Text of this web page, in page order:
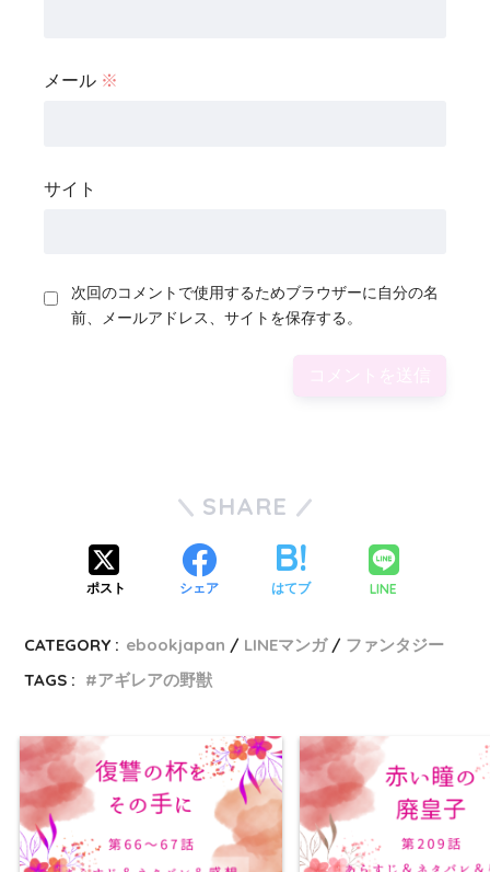
メール ※
サイト
次回のコメントで使用するためブラウザーに自分の名
前、メールアドレス、サイトを保存する。
SHARE
ポスト シェア はてブ LINE
CATEGORY : ebookjapan LINEマンガ
ファンタジー
TAGS :
アギレアの野獣